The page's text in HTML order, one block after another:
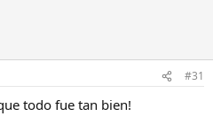
#31
todo fue tan bien!